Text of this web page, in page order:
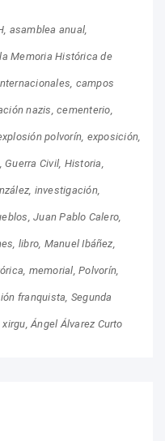
asamblea anual
Memoria Histórica de
campos
nazis cementerio
polvorín exposición
Guerra Civil Historia
investigación
Juan Pablo Calero
libro Manuel Ibáñez
memorial Polvorín
franquista Segunda
xirgu Ángel Álvarez Curto